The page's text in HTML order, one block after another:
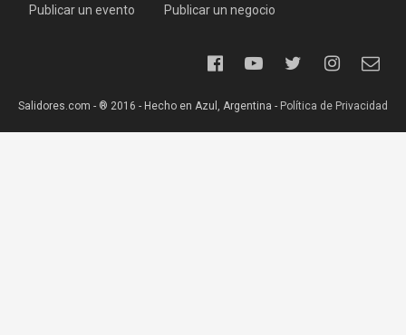
Publicar un evento Publicar un negocio
Salidores.com - ® 2016 - Hecho en Azul, Argentina - Política de Privacidad